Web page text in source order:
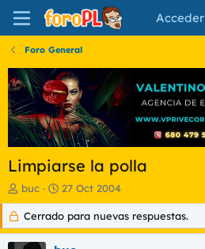
Acceder
Foro General
Limpiarse la polla
I
n
c
i
buc
F
e
c
h
27 Oct 2004
Cerrado para nuevas respuestas.